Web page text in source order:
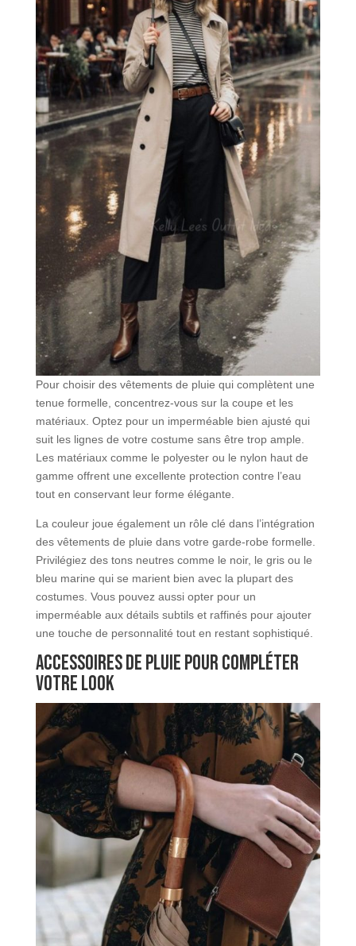
Pour choisir des vêtements de pluie qui complètent une
tenue formelle, concentrez-vous sur la coupe et les
matériaux. Optez pour un imperméable bien ajusté qui
suit les lignes de votre costume sans être trop ample.
Les matériaux comme le polyester ou le nylon haut de
gamme offrent une excellente protection contre l’eau
tout en conservant leur forme élégante.
La couleur joue également un rôle clé dans l’intégration
des vêtements de pluie dans votre garde-robe formelle.
Privilégiez des tons neutres comme le noir, le gris ou le
bleu marine qui se marient bien avec la plupart des
costumes. Vous pouvez aussi opter pour un
imperméable aux détails subtils et raffinés pour ajouter
une touche de personnalité tout en restant sophistiqué.
Accessoires de pluie pour compléter
votre look